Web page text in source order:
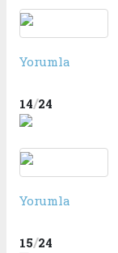
Yorumla
14/24
Yorumla
15/24